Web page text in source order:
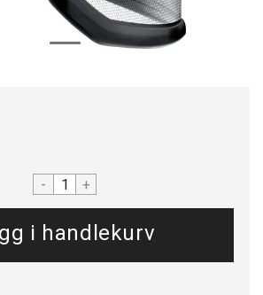
- +